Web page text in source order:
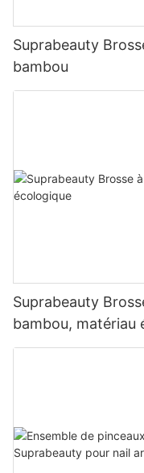
Suprabeauty
bambou
Suprabeauty
bambou, matériau